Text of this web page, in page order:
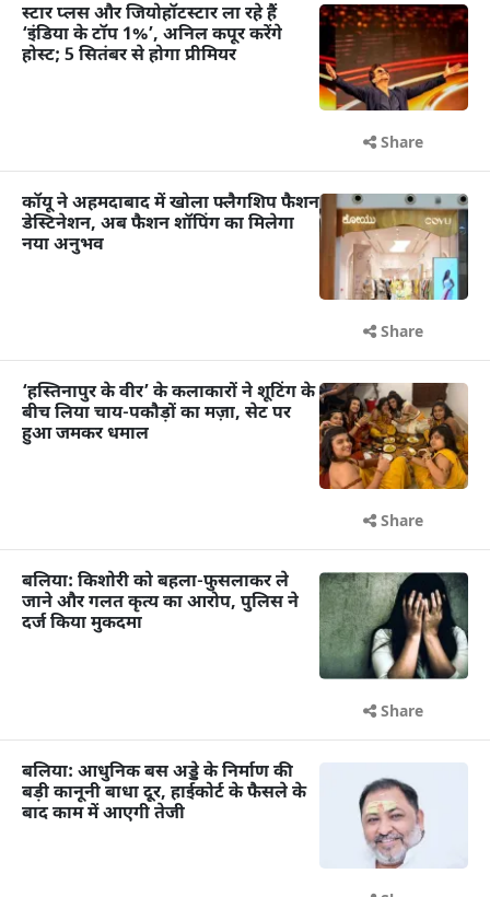
स्टार प्लस और जियोहॉटस्टार ला रहे हैं
‘इंडिया के टॉप 1%’, अनिल कपूर करेंगे
होस्ट; 5 सितंबर से होगा प्रीमियर
Share
कॉयू ने अहमदाबाद में खोला फ्लैगशिप फैशन
डेस्टिनेशन, अब फैशन शॉपिंग का मिलेगा
नया अनुभव
Share
‘हस्तिनापुर के वीर’ के कलाकारों ने शूटिंग के
बीच लिया चाय-पकौड़ों का मज़ा, सेट पर
हुआ जमकर धमाल
Share
बलिया: किशोरी को बहला-फुसलाकर ले
जाने और गलत कृत्य का आरोप, पुलिस ने
दर्ज किया मुकदमा
Share
बलिया: आधुनिक बस अड्डे के निर्माण की
बड़ी कानूनी बाधा दूर, हाईकोर्ट के फैसले के
बाद काम में आएगी तेजी